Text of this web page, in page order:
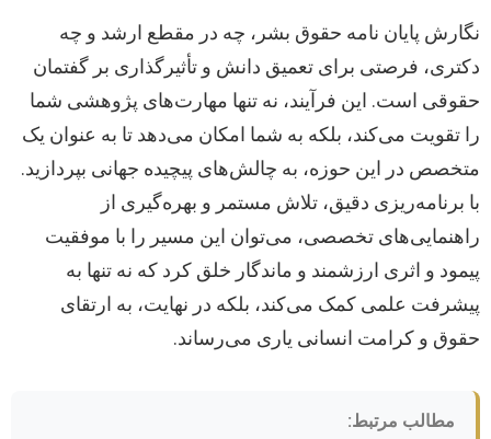
نگارش پایان نامه حقوق بشر، چه در مقطع ارشد و چه
دکتری، فرصتی برای تعمیق دانش و تأثیرگذاری بر گفتمان
حقوقی است. این فرآیند، نه تنها مهارت‌های پژوهشی شما
را تقویت می‌کند، بلکه به شما امکان می‌دهد تا به عنوان یک
متخصص در این حوزه، به چالش‌های پیچیده جهانی بپردازید.
با برنامه‌ریزی دقیق، تلاش مستمر و بهره‌گیری از
راهنمایی‌های تخصصی، می‌توان این مسیر را با موفقیت
پیمود و اثری ارزشمند و ماندگار خلق کرد که نه تنها به
پیشرفت علمی کمک می‌کند، بلکه در نهایت، به ارتقای
حقوق و کرامت انسانی یاری می‌رساند.
مطالب مرتبط: